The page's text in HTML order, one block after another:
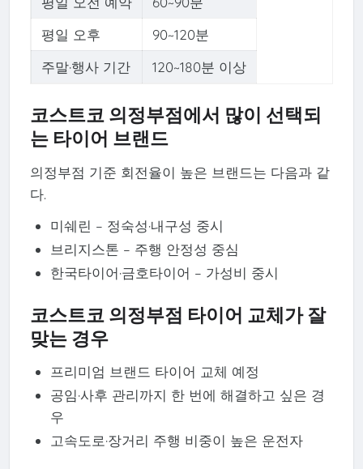
평일 오후
90~120분
주말·행사 기간
120~180분 이상
코스트코 의정부점에서 많이 선택되
는 타이어 브랜드
의정부점 기준 회전율이 높은 브랜드는 다음과 같
다.
미쉐린 – 정숙성·내구성 중시
브리지스톤 – 주행 안정성 중심
한국타이어·금호타이어 – 가성비 중시
코스트코 의정부점 타이어 교체가 잘
맞는 경우
프리미엄 브랜드 타이어 교체 예정
공임·사후 관리까지 한 번에 해결하고 싶은 경
우
고속도로·장거리 주행 비중이 높은 운전자